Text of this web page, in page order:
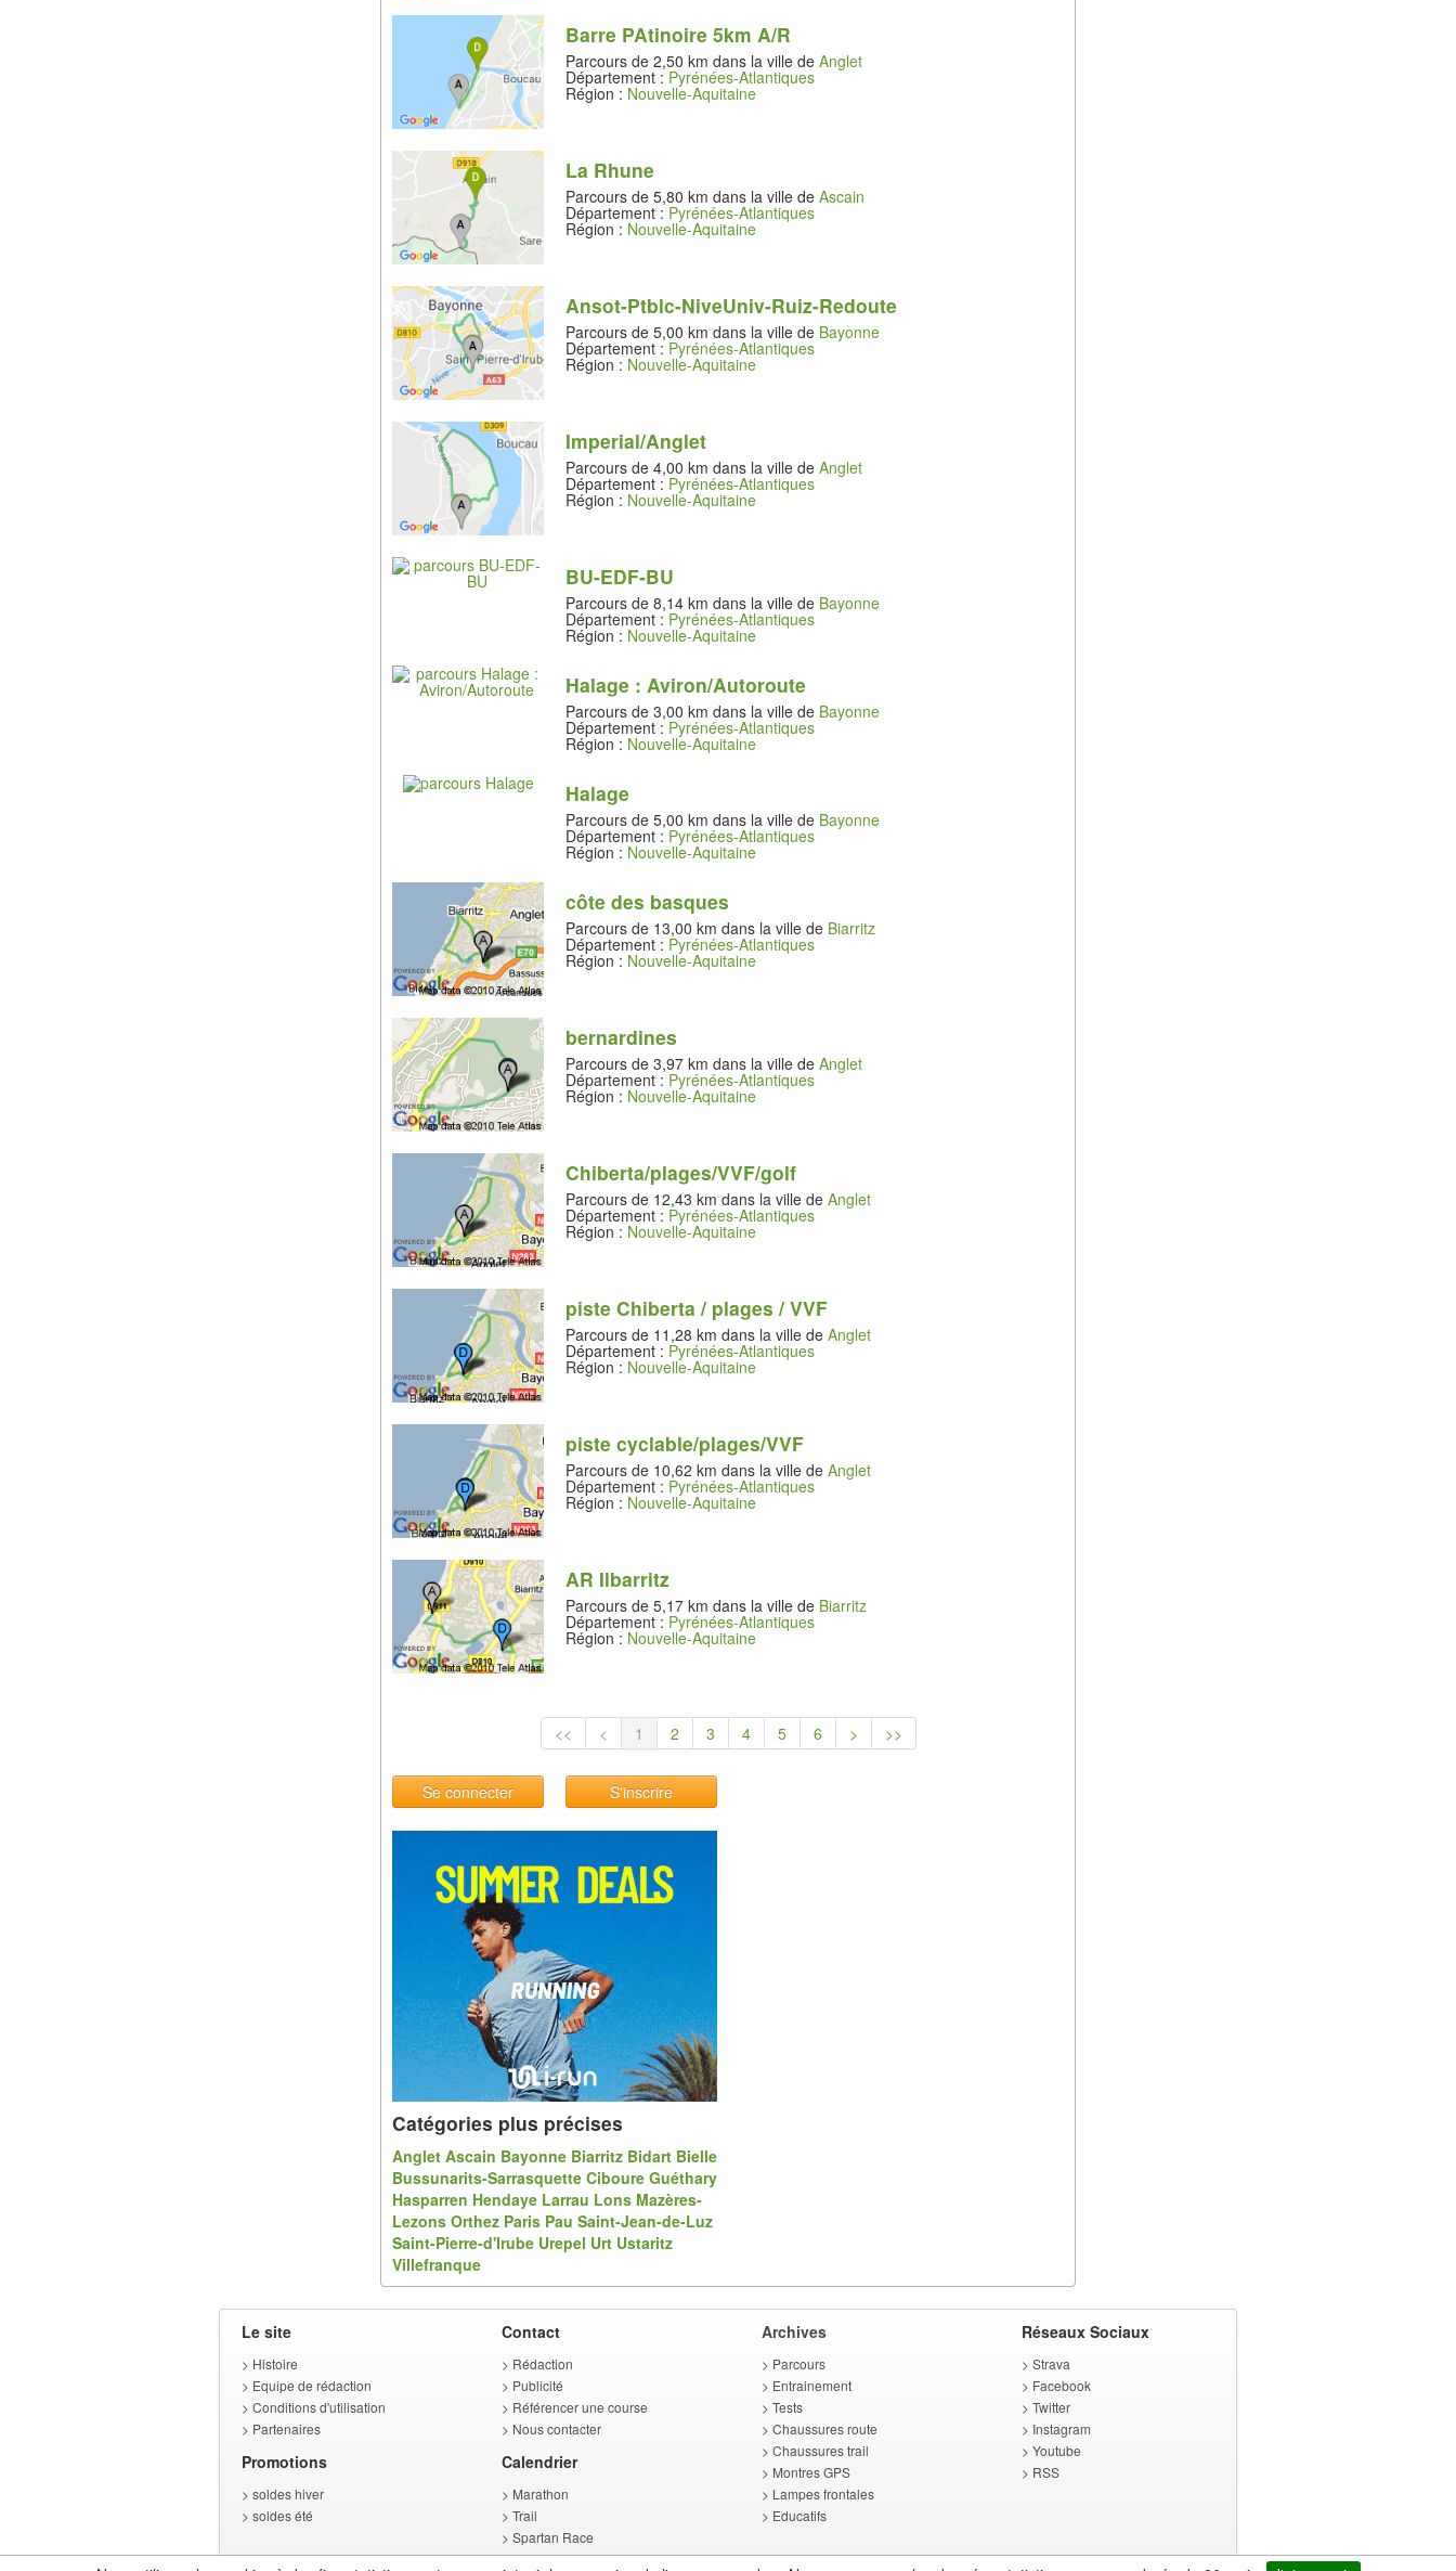
Barre PAtinoire 5km A/R
Parcours de 2,50 km dans la ville de Anglet
Département : Pyrénées-Atlantiques
Région : Nouvelle-Aquitaine
La Rhune
Parcours de 5,80 km dans la ville de Ascain
Département : Pyrénées-Atlantiques
Région : Nouvelle-Aquitaine
Ansot-Ptblc-NiveUniv-Ruiz-Redoute
Parcours de 5,00 km dans la ville de Bayonne
Département : Pyrénées-Atlantiques
Région : Nouvelle-Aquitaine
Imperial/Anglet
Parcours de 4,00 km dans la ville de Anglet
Département : Pyrénées-Atlantiques
Région : Nouvelle-Aquitaine
BU-EDF-BU
Parcours de 8,14 km dans la ville de Bayonne
Département : Pyrénées-Atlantiques
Région : Nouvelle-Aquitaine
Halage : Aviron/Autoroute
Parcours de 3,00 km dans la ville de Bayonne
Département : Pyrénées-Atlantiques
Région : Nouvelle-Aquitaine
Halage
Parcours de 5,00 km dans la ville de Bayonne
Département : Pyrénées-Atlantiques
Région : Nouvelle-Aquitaine
côte des basques
Parcours de 13,00 km dans la ville de Biarritz
Département : Pyrénées-Atlantiques
Région : Nouvelle-Aquitaine
bernardines
Parcours de 3,97 km dans la ville de Anglet
Département : Pyrénées-Atlantiques
Région : Nouvelle-Aquitaine
Chiberta/plages/VVF/golf
Parcours de 12,43 km dans la ville de Anglet
Département : Pyrénées-Atlantiques
Région : Nouvelle-Aquitaine
piste Chiberta / plages / VVF
Parcours de 11,28 km dans la ville de Anglet
Département : Pyrénées-Atlantiques
Région : Nouvelle-Aquitaine
piste cyclable/plages/VVF
Parcours de 10,62 km dans la ville de Anglet
Département : Pyrénées-Atlantiques
Région : Nouvelle-Aquitaine
AR Ilbarritz
Parcours de 5,17 km dans la ville de Biarritz
Département : Pyrénées-Atlantiques
Région : Nouvelle-Aquitaine
<< < 1 2 3 4 5 6 > >>
Se connecter S'inscrire
Catégories plus précises
Anglet Ascain Bayonne Biarritz Bidart Bielle
Bussunarits-Sarrasquette Ciboure Guéthary
Hasparren Hendaye Larrau Lons Mazères-
Lezons Orthez Paris Pau Saint-Jean-de-Luz
Saint-Pierre-d'Irube Urepel Urt Ustaritz
Villefranque
Le site
> Histoire
> Equipe de rédaction
> Conditions d'utilisation
> Partenaires
Promotions
> soldes hiver
> soldes été
Contact
> Rédaction
> Publicité
> Référencer une course
> Nous contacter
Calendrier
> Marathon
> Trail
> Spartan Race
>Triathlon
Archives
> Parcours
> Entrainement
> Tests
> Chaussures route
> Chaussures trail
> Montres GPS
> Lampes frontales
> Educatifs
Réseaux Sociaux
> Strava
> Facebook
> Twitter
> Instagram
> Youtube
> RSS